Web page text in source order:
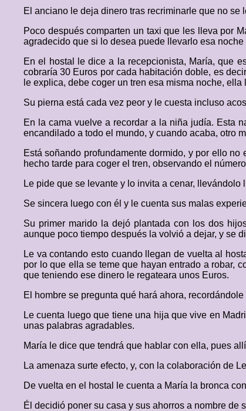
El anciano le deja dinero tras recriminarle que no
Poco después comparten un taxi que les lleva por
agradecido que si lo desea puede llevarlo esa
En el hostal le dice a la recepcionista, María, que
cobraría 30 Euros por cada habitación doble, es
le explica, debe coger un tren esa misma noche,
Su pierna está cada vez peor y le cuesta incluso
En la cama vuelve a recordar a la niña judía. Esta
encandilado a todo el mundo, y cuando acaba, otro
Está soñando profundamente dormido, y por ello
hecho tarde para coger el tren, observando el
Le pide que se levante y lo invita a cenar,
Se sincera luego con él y le cuenta sus malas
Su primer marido la dejó plantada con los dos
aunque poco tiempo después la volvió a dejar, y se
Le va contando esto cuando llegan de vuelta al
por lo que ella se teme que hayan entrado a robar,
que teniendo ese dinero le regateara unos Euros.
El hombre se pregunta qué hará ahora,
Le cuenta luego que tiene una hija que vive en
unas palabras agradables.
María le dice que tendrá que hablar con ella, pues
La amenaza surte efecto, y, con la colaboración de
De vuelta en el hostal le cuenta a María la bronca
Él decidió poner su casa y sus ahorros a nombre